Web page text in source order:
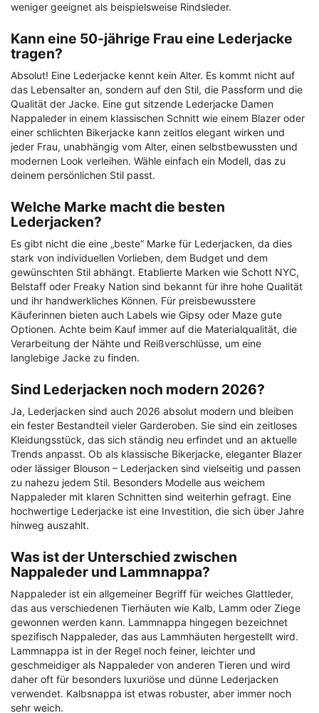
weniger geeignet als beispielsweise Rindsleder.
Kann eine 50-jährige Frau eine Lederjacke
tragen?
Absolut! Eine Lederjacke kennt kein Alter. Es kommt nicht auf
das Lebensalter an, sondern auf den Stil, die Passform und die
Qualität der Jacke. Eine gut sitzende Lederjacke Damen
Nappaleder in einem klassischen Schnitt wie einem Blazer oder
einer schlichten Bikerjacke kann zeitlos elegant wirken und
jeder Frau, unabhängig vom Alter, einen selbstbewussten und
modernen Look verleihen. Wähle einfach ein Modell, das zu
deinem persönlichen Stil passt.
Welche Marke macht die besten
Lederjacken?
Es gibt nicht die eine „beste“ Marke für Lederjacken, da dies
stark von individuellen Vorlieben, dem Budget und dem
gewünschten Stil abhängt. Etablierte Marken wie Schott NYC,
Belstaff oder Freaky Nation sind bekannt für ihre hohe Qualität
und ihr handwerkliches Können. Für preisbewusstere
Käuferinnen bieten auch Labels wie Gipsy oder Maze gute
Optionen. Achte beim Kauf immer auf die Materialqualität, die
Verarbeitung der Nähte und Reißverschlüsse, um eine
langlebige Jacke zu finden.
Sind Lederjacken noch modern 2026?
Ja, Lederjacken sind auch 2026 absolut modern und bleiben
ein fester Bestandteil vieler Garderoben. Sie sind ein zeitloses
Kleidungsstück, das sich ständig neu erfindet und an aktuelle
Trends anpasst. Ob als klassische Bikerjacke, eleganter Blazer
oder lässiger Blouson – Lederjacken sind vielseitig und passen
zu nahezu jedem Stil. Besonders Modelle aus weichem
Nappaleder mit klaren Schnitten sind weiterhin gefragt. Eine
hochwertige Lederjacke ist eine Investition, die sich über Jahre
hinweg auszahlt.
Was ist der Unterschied zwischen
Nappaleder und Lammnappa?
Nappaleder ist ein allgemeiner Begriff für weiches Glattleder,
das aus verschiedenen Tierhäuten wie Kalb, Lamm oder Ziege
gewonnen werden kann. Lammnappa hingegen bezeichnet
spezifisch Nappaleder, das aus Lammhäuten hergestellt wird.
Lammnappa ist in der Regel noch feiner, leichter und
geschmeidiger als Nappaleder von anderen Tieren und wird
daher oft für besonders luxuriöse und dünne Lederjacken
verwendet. Kalbsnappa ist etwas robuster, aber immer noch
sehr weich.